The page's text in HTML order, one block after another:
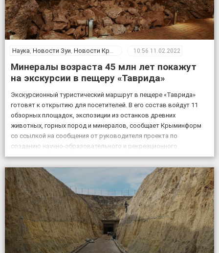
Наука, Новости Зуи, Новости Крыма 10:56 11.02.2022
Минералы возраста 45 млн лет покажут
на экскурсии в пещеру «Таврида»
Экскурсионный туристический маршрут в пещере «Таврида»
готовят к открытию для посетителей. В его состав войдут 11
обзорных площадок, экспозиции из останков древних
животных, горных пород и минералов, сообщает Крыминформ
со ссылкой на сообщения от руководителя проекта по
созданию научно-образовательного и рекреационного
комплекса на базе пещеры Таврида, старшего преподавателя
Крымского федерального университета Геннадия Самохина. «На
протяжении […]